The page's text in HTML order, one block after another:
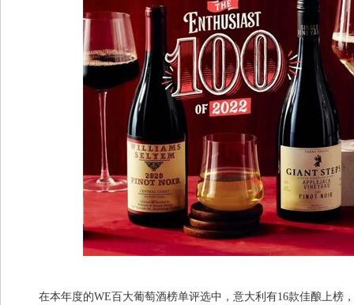
在本年度的WE百大葡萄酒榜单评选中，意大利有16款佳酿上榜